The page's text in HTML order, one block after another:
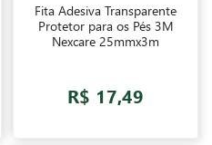
Fita Adesiva Transparente
Protetor para os Pés 3M
Nexcare 25mmx3m
R$ 17,49